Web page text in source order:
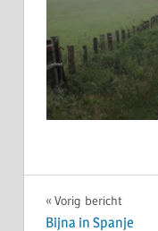
Bericht
Vorig bericht
Bijna in Spanje